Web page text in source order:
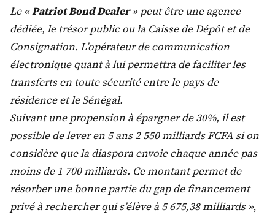
Le «Patriot Bond Dealer» peut être une agence
dédiée, le trésor public ou la Caisse de Dépôt et de
Consignation. L’opérateur de communication
électronique quant à lui permettra de faciliter les
transferts en toute sécurité entre le pays de
résidence et le Sénégal.
Suivant une propension à épargner de 30%, il est
possible de lever en 5 ans 2 550 milliards FCFA si on
considère que la diaspora envoie chaque année pas
moins de 1 700 milliards. Ce montant permet de
résorber une bonne partie du gap de financement
privé à rechercher qui s’élève à 5 675,38 milliards »,